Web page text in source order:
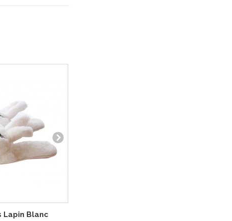
Lapin Blanc